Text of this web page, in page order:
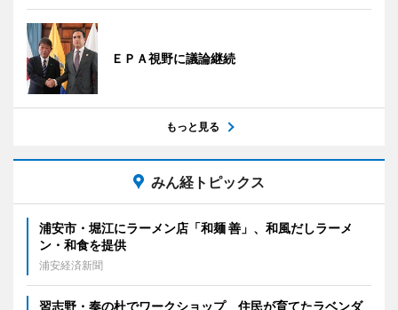
ＥＰＡ視野に議論継続
もっと見る
みん経トピックス
浦安市・堀江にラーメン店「和麺 善」、和風だしラーメ
ン・和食を提供
浦安経済新聞
習志野・奏の杜でワークショップ 住民が育てたラベンダ